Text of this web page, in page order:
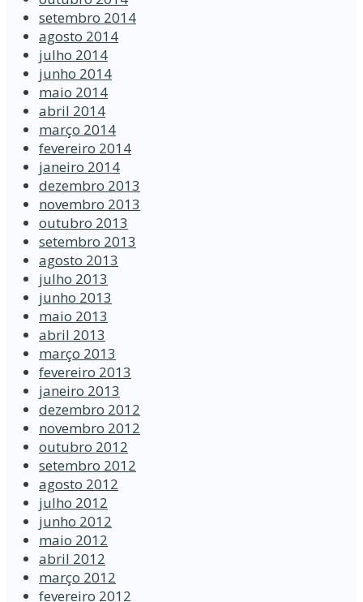
setembro 2014
agosto 2014
julho 2014
junho 2014
maio 2014
abril 2014
março 2014
fevereiro 2014
janeiro 2014
dezembro 2013
novembro 2013
outubro 2013
setembro 2013
agosto 2013
julho 2013
junho 2013
maio 2013
abril 2013
março 2013
fevereiro 2013
janeiro 2013
dezembro 2012
novembro 2012
outubro 2012
setembro 2012
agosto 2012
julho 2012
junho 2012
maio 2012
abril 2012
março 2012
fevereiro 2012